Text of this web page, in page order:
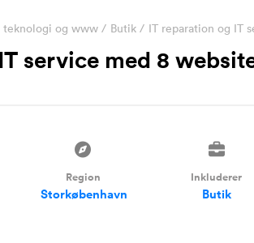
og www / Butik / IT reparation og IT
service med 8
Region
Storkøbenhavn
Inkluderer
Butik